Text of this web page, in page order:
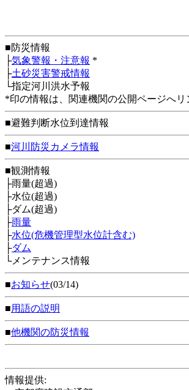
■防災情報
├気象警報・注意報 *
├土砂災害警戒情報
└指定河川洪水予報
*印の情報は、関連機関の公開ページへリ
■避難判断水位到達情報
■河川防災カメラ情報
■観測情報
├雨量(超過)
├水位(超過)
├ダム(超過)
├雨量
├水位(危機管理型水位計含む)
├ダム
└メンテナンス情報
■お知らせ(03/14)
■用語の説明
■他機関の防災情報
情報提供: